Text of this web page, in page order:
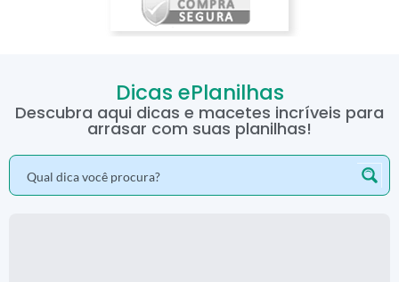
Dicas ePlanilhas
Descubra aqui dicas e macetes incríveis para
arrasar com suas planilhas!